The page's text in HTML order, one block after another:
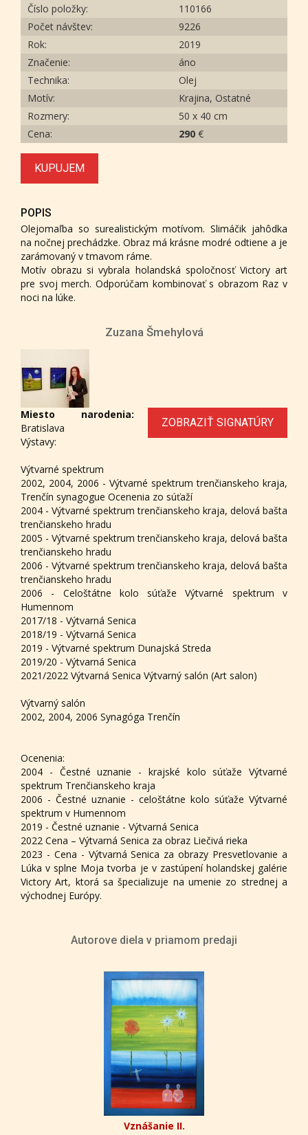
Číslo položky:
110166
Počet návštev:
9226
Rok:
2019
Značenie:
áno
Technika:
Olej
Motív:
Krajina, Ostatné
Rozmery:
50 x 40 cm
Cena:
290 €
KUPUJEM
POPIS
Olejomaľba so surealistickým motívom. Slimáčik jahôdka
na nočnej prechádzke. Obraz má krásne modré odtiene a je
zarámovaný v tmavom ráme.
Motív obrazu si vybrala holandská spoločnosť Victory art
pre svoj merch. Odporúčam kombinovať s obrazom Raz v
noci na lúke.
Zuzana Šmehylová
ZOBRAZIŤ SIGNATÚRY
Miesto narodenia:
Bratislava
Výstavy:
Výtvarné spektrum
2002, 2004, 2006 - Výtvarné spektrum trenčianskeho kraja,
Trenčín synagogue Ocenenia zo súťaží
2004 - Výtvarné spektrum trenčianskeho kraja, delová bašta
trenčianskeho hradu
2005 - Výtvarné spektrum trenčianskeho kraja, delová bašta
trenčianskeho hradu
2006 - Výtvarné spektrum trenčianskeho kraja, delová bašta
trenčianskeho hradu
2006 - Celoštátne kolo súťaže Výtvarné spektrum v
Humennom
2017/18 - Výtvarná Senica
2018/19 - Výtvarná Senica
2019 - Výtvarné spektrum Dunajská Streda
2019/20 - Výtvarná Senica
2021/2022 Výtvarná Senica Výtvarný salón (Art salon)
Výtvarný salón
2002, 2004, 2006 Synagóga Trenčín
Ocenenia:
2004 - Čestné uznanie - krajské kolo súťaže Výtvarné
spektrum Trenčianskeho kraja
2006 - Čestné uznanie - celoštátne kolo súťaže Výtvarné
spektrum v Humennom
2019 - Čestné uznanie - Výtvarná Senica
2022 Cena – Výtvarná Senica za obraz Liečivá rieka
2023 - Cena - Výtvarná Senica za obrazy Presvetlovanie a
Lúka v splne Moja tvorba je v zastúpení holandskej galérie
Victory Art, ktorá sa špecializuje na umenie zo strednej a
východnej Európy.
Autorove diela v priamom predaji
Vznášanie II.